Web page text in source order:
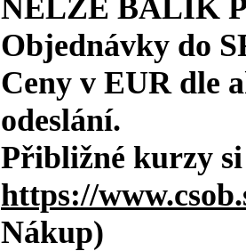
NELZE BALÍK
Objednávky do
Ceny v EUR dle
odeslání.
Přibližné kurzy si
https://
Nákup)